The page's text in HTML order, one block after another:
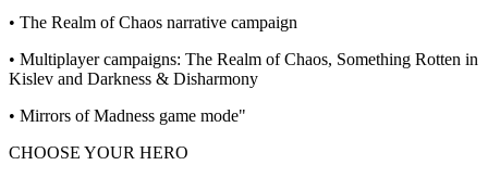
• The Realm of Chaos narrative campaign
• Multiplayer campaigns: The Realm of Chaos, Something Rotten in
Kislev and Darkness & Disharmony
• Mirrors of Madness game mode"
CHOOSE YOUR HERO